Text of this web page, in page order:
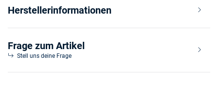
Herstellerinformationen
Frage zum Artikel
Stell uns deine Frage